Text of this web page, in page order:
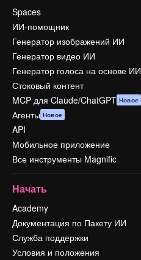
Spaces
ИИ-помощник
Генератор изображений ИИ
Генератор видео ИИ
Генератор голоса на основе ИИ
Стоковый контент
MCP для Claude/ChatGPT Новое
Агенты Новое
API
Мобильное приложение
Все инструменты Magnific
Начать
Academy
Документация по Пакету ИИ
Служба поддержки
Условия и положения